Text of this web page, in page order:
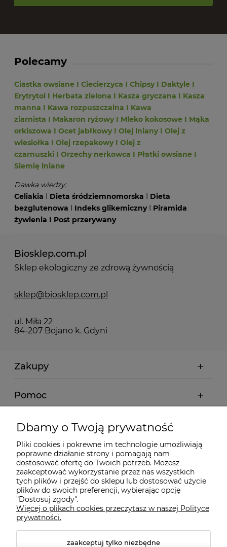
Polecamy
Ciastka owsiane I Ciecierzyca I ChipsyI Daktyle I
Erytrytol I Herbata zielona I Kasza gryczana I Kasza
manna I Kawa rozpuszczalna I Kawa
ziarnista I Makaron ryżowyI Mleko kokosowe I Mąka
orkiszowa I Ocet jabłkowyI Olej lnianyI Olej z
wiesiołka I Olej rzepakowyI Olej z
czarnuszki I Orzechy nerkowca I Płatki owsiane I
Siemię lniane
Dawka wiedzy:
Celiakia I Dieta śródziemnomorska I Dieta
bezglutenowa I Indeks glikemicznyI Piramida
żywienia I Post przerywany
Biosklep.com.pl
Sklep ekologiczny ze zdrową żywnością
sklep@biosklep.com.pl
ul. Miła 22
84-207 Bojano k. Gdyni
Zakupy
Pomoc
Moje konto
Informacje
O nas
Kontakt
Dbamy o Twoją prywatność
Pliki cookies i pokrewne im technologie umożliwiają
poprawne działanie strony i pomagają nam
dostosować ofertę do Twoich potrzeb. Możesz
zaakceptować wykorzystanie przez nas wszystkich
tych plików i przejść do sklepu lub dostosować użycie
plików do swoich preferencji, wybierając opcję
"Dostosuj zgody".
Więcej o plikach cookies przeczytasz w naszej Polityce
prywatności.
zaakceptuj tylko niezbędne